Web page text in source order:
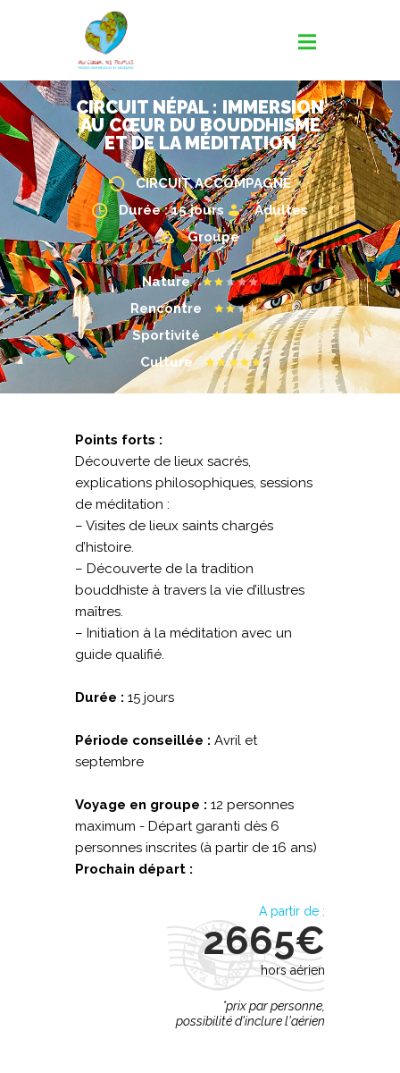
CIRCUIT NÉPAL : IMMERSION
AU CŒUR DU BOUDDHISME
ET DE LA MÉDITATION
CIRCUIT ACCOMPAGNÉ
Durée : 15 jours
Adultes
Groupe
Nature
Rencontre
Sportivité
Culture
Points forts :
Découverte de lieux sacrés,
explications philosophiques, sessions
de méditation :
– Visites de lieux saints chargés
d’histoire.
– Découverte de la tradition
bouddhiste à travers la vie d’illustres
maîtres.
– Initiation à la méditation avec un
guide qualifié.
Durée : 15 jours
Période conseillée : Avril et
septembre
Voyage en groupe : 12 personnes
maximum - Départ garanti dès 6
personnes inscrites (à partir de 16 ans)
Prochain départ :
A partir de :
2665€
hors aérien
*prix par personne,
possibilité d'inclure l'aérien